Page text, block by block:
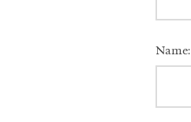
Name: